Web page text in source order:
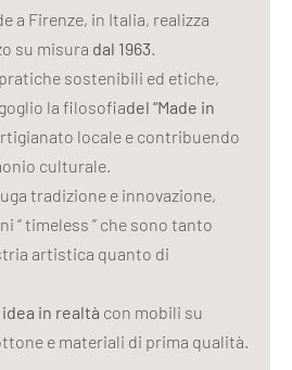
a Firenze, in Italia, realizza
su misura dal 1963.
sostenibili ed etiche,
la filosofiadel “Made in
locale e contribuendo
culturale.
tradizione e innovazione,
“ timeless ” che sono tanto
artistica quanto di
idea in realtà con mobili su
e materiali di prima qualità.